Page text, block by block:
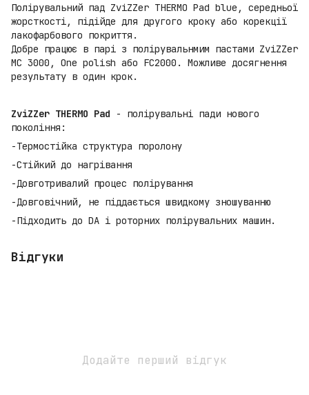
Полірувальний пад ZviZZer THERMO Pad blue, середньої
жорсткості, підійде для другого кроку або корекції
лакофарбового покриття.
Добре працює в парі з полірувальнмим пастами ZviZZer
МС 3000, One polish або FC2000. Можливе досягнення
результату в один крок.
ZviZZer THERMO Pad - полірувальні пади нового
покоління:
-Термостійка структура поролону
-Стійкий до нагрівання
-Довготривалий процес полірування
-Довговічний, не піддається швидкому зношуванню
-Підходить до DA і роторних полірувальних машин.
Відгуки
Додайте перший відгук